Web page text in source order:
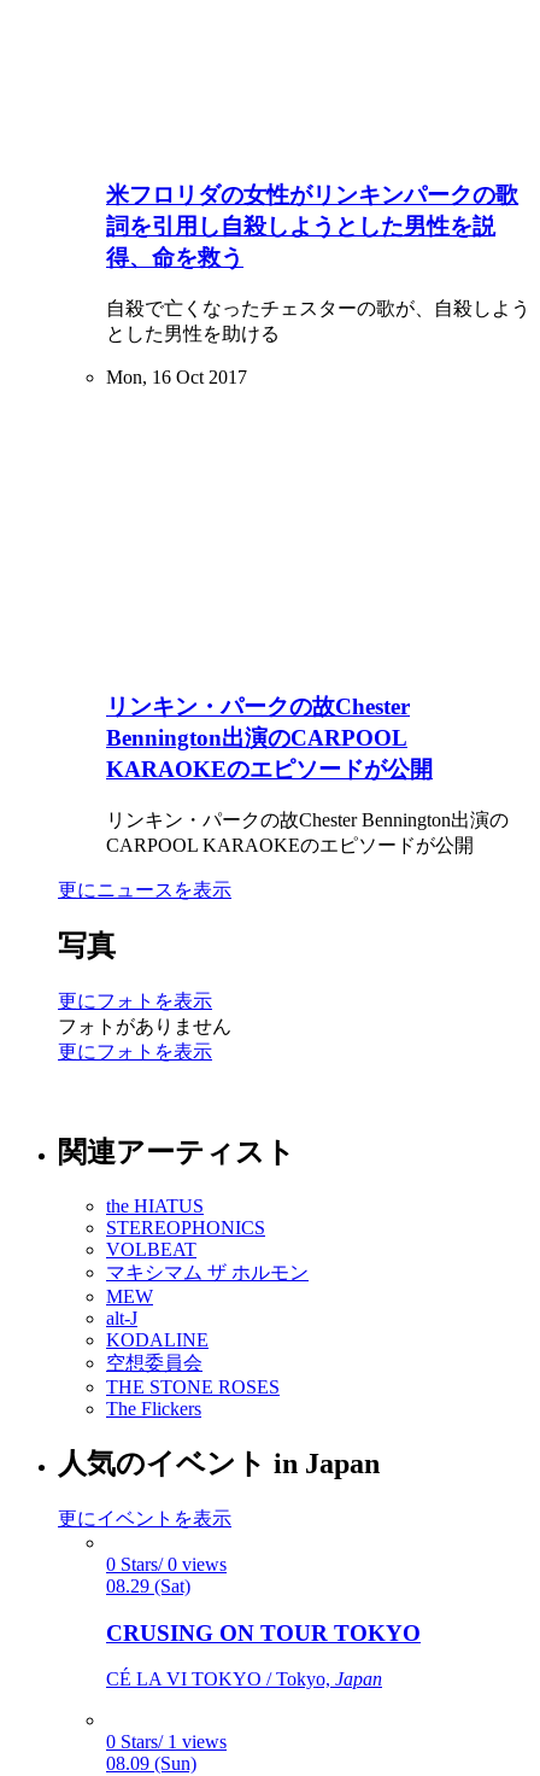
米フロリダの女性がリンキンパークの歌
詞を引用し自殺しようとした男性を説
得、命を救う
自殺で亡くなったチェスターの歌が、自殺しよう
とした男性を助ける
Mon, 16 Oct 2017
リンキン・パークの故Chester
Bennington出演のCARPOOL
KARAOKEのエピソードが公開
リンキン・パークの故Chester Bennington出演の
CARPOOL KARAOKEのエピソードが公開
更にニュースを表示
写真
更にフォトを表示
フォトがありません
更にフォトを表示
関連アーティスト
the HIATUS
STEREOPHONICS
VOLBEAT
マキシマム ザ ホルモン
MEW
alt-J
KODALINE
空想委員会
THE STONE ROSES
The Flickers
人気のイベント in Japan
更にイベントを表示
0 Stars/ 0 views
08.29 (Sat)
CRUSING ON TOUR TOKYO
CÉ LA VI TOKYO / Tokyo, Japan
0 Stars/ 1 views
08.09 (Sun)